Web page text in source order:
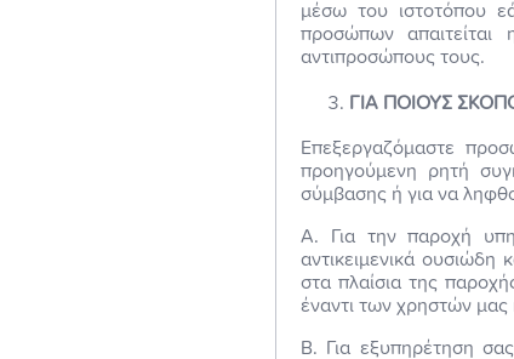
μέσω του ιστοτόπου
προσώπων
αντιπροσώπους τους.
ΓΙΑ ΠΟΙΟΥΣ
Επεξεργαζόμαστε
προηγούμενη ρητή
σύμβασης ή για να
Α. Για την παροχή
αντικειμενικά
στα πλαίσια της
έναντι των χρηστών μας
Β. Για εξυπηρέτηση